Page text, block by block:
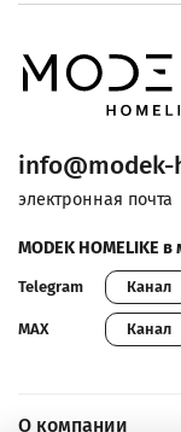
О компании
электронная почта
MODEK HOMELIKE
Telegram Канал
MAX Канал